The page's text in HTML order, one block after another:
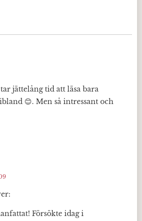
jättelång tid att läsa bara
😊. Men så intressant och
Försökte idag i